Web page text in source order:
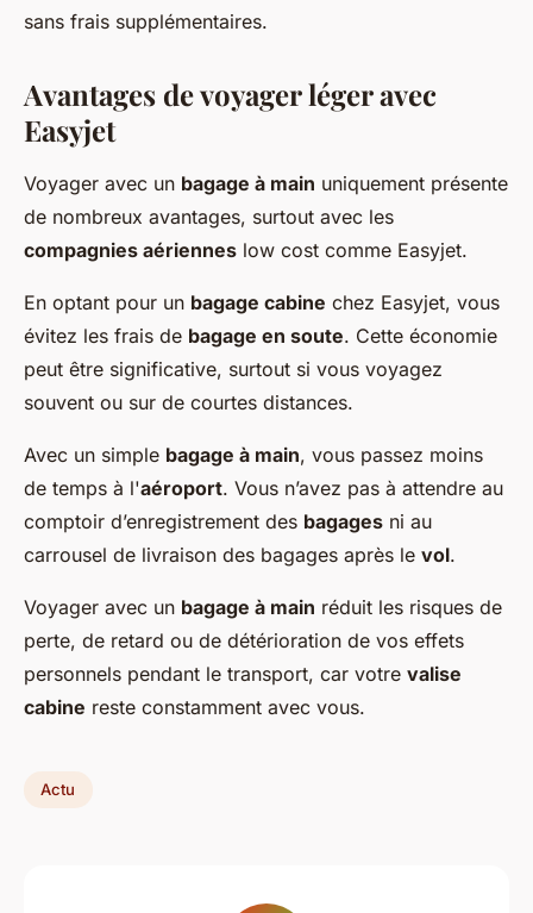
sans frais supplémentaires.
Avantages de voyager léger avec
Easyjet
Voyager avec un bagage à main uniquement présente
de nombreux avantages, surtout avec les
compagnies aériennes low cost comme Easyjet.
En optant pour un bagage cabine chez Easyjet, vous
évitez les frais de bagage en soute. Cette économie
peut être significative, surtout si vous voyagez
souvent ou sur de courtes distances.
Avec un simple bagage à main, vous passez moins
de temps à l'aéroport. Vous n’avez pas à attendre au
comptoir d’enregistrement des bagages ni au
carrousel de livraison des bagages après le vol.
Voyager avec un bagage à main réduit les risques de
perte, de retard ou de détérioration de vos effets
personnels pendant le transport, car votre valise
cabine reste constamment avec vous.
Actu